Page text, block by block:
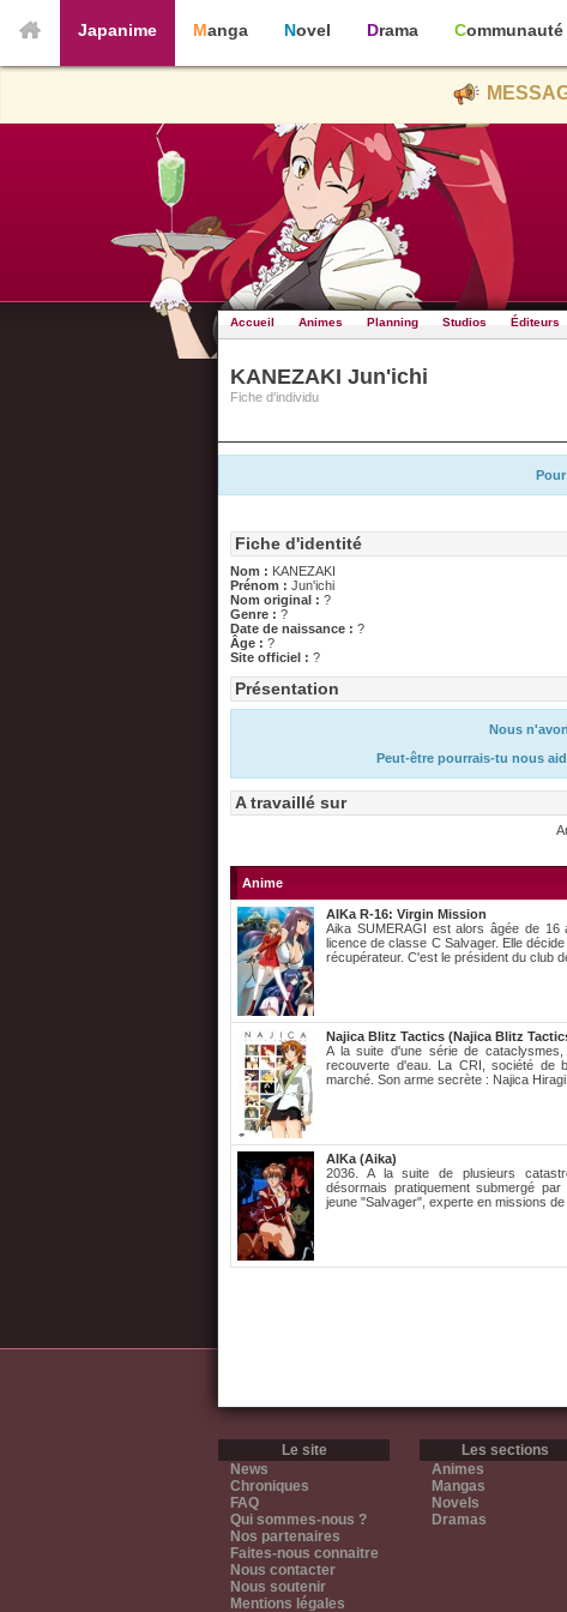
Japanime Manga Novel Drama Communauté
Accueil Animes Planning Studios Éditeurs
KANEZAKI Jun'ichi
Fiche d'individu
Fiche d'identité
Nom : KANEZAKI
Prénom : Jun'ichi
Nom original : ?
Genre : ?
Date de naissance : ?
Âge : ?
Site officiel : ?
Présentation
Nous
Peut-être pourrais-tu nous
A travaillé sur
Anime
AIKa R-16: Virgin Mission
Aika SUMERAGI est alors âgée de
licence de classe C Salvager. Elle
récupérateur. C'est le président du club
Najica Blitz Tactics (Najica Blitz
A la suite d'une série de
recouverte d'eau. La CRI, société de
marché. Son arme secrète : Najica
AIKa (Aika)
2036. A la suite de plusieurs
désormais pratiquement submergé
jeune "Salvager", experte en missions de
Le site
News
Chroniques
FAQ
Qui sommes-nous ?
Nos partenaires
Faites-nous connaitre
Nous contacter
Nous soutenir
Mentions légales
Les sections
Animes
Mangas
Novels
Dramas